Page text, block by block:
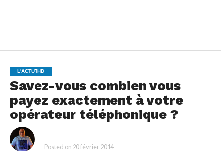
L'ACTUTHD
Savez-vous combien vous
payez exactement à votre
opérateur téléphonique ?
Posted on 20 février 2014